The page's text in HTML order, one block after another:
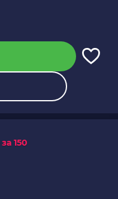
за 150